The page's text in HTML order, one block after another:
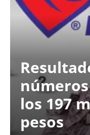
los 197
pesos